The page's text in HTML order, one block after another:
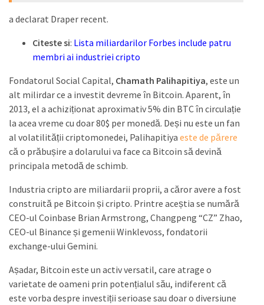
a declarat Draper recent.
Citeste si: Lista miliardarilor Forbes include patru
membri ai industriei cripto
Fondatorul Social Capital, Chamath Palihapitiya, este un
alt milirdar ce a investit devreme în Bitcoin. Aparent, în
2013, el a achiziționat aproximativ 5% din BTC în circulație
la acea vreme cu doar 80$ per monedă. Deși nu este un fan
al volatilității criptomonedei, Palihapitiya este de părere
că o prăbușire a dolarului va face ca Bitcoin să devină
principala metodă de schimb.
Industria cripto are miliardarii proprii, a căror avere a fost
construită pe Bitcoin și cripto. Printre aceștia se numără
CEO-ul Coinbase Brian Armstrong, Changpeng “CZ” Zhao,
CEO-ul Binance și gemenii Winklevoss, fondatorii
exchange-ului Gemini.
Așadar, Bitcoin este un activ versatil, care atrage o
varietate de oameni prin potențialul său, indiferent că
este vorba despre investiții serioase sau doar o diversiune